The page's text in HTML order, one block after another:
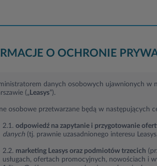
O OCHRONIE
danych osobowych ujawnionych w
(„ Leasys”).
osobowe przetwarzane będą w następujących
2.1. odpowiedź na zapytanie i przygotowanie
danych (tj. prawnie uzasadnionego interesu
2.2. marketing Leasys oraz podmiotów trzecich
usługach, ofertach promocyjnych, nowościach i